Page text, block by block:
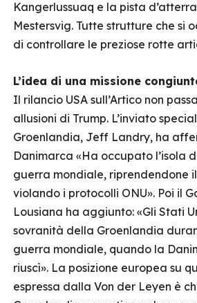
Kangerlussuaq e la pista
Mestersvig. Tutte strutture che si
di controllare le preziose rotte
L’idea di una missione
Il rilancio USA sull’Artico non
allusioni di Trump. L’inviato
Groenlandia, Jeff Landry, ha
Danimarca «Ha occupato l’isola
guerra mondiale, riprendendone
violando i protocolli ONU». Poi il
Lousiana ha aggiunto: «Gli Stati
sovranità della Groenlandia
guerra mondiale, quando la
riuscì». La posizione europea su
espressa dalla Von der Leyen è